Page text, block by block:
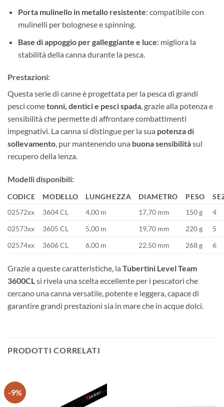
Porta mulinello in metallo resistente: compatibile con
mulinelli per bolognese e spinning.
Base di appoggio per galleggiante e luce: migliora la
stabilità della canna durante la pesca.
Prestazioni:
Questa serie di canne è progettata per la pesca di grandi
pesci cometonni, dentici e pesci spada, grazie alla potenza e
sensibilità che permette di affrontare combattimenti
impegnativi. La canna si distingue per la sua potenza di
sollevamento, pur mantenendo una buona sensibilitàsul
recupero della lenza.
Modelli disponibili:
CODICE MODELLO LUNGHEZZA DIAMETRO PESO
02572xx
3604 CL 4,00 m 17,70 mm 150 g
4
02573xx
3605 CL 5,00 m 19,70 mm 220 g
5
02574xx
3606 CL 6,00 m 22,50 mm 268 g 6
Grazie a queste caratteristiche, la Tubertini Level Team
3600CLsi rivela una scelta eccellente per i pescatori che
cercano una canna versatile, potente e leggera, capace di
garantire grandi prestazioni sia in mare che in acque dolci.
PRODOTTI CORRELATI
-9%